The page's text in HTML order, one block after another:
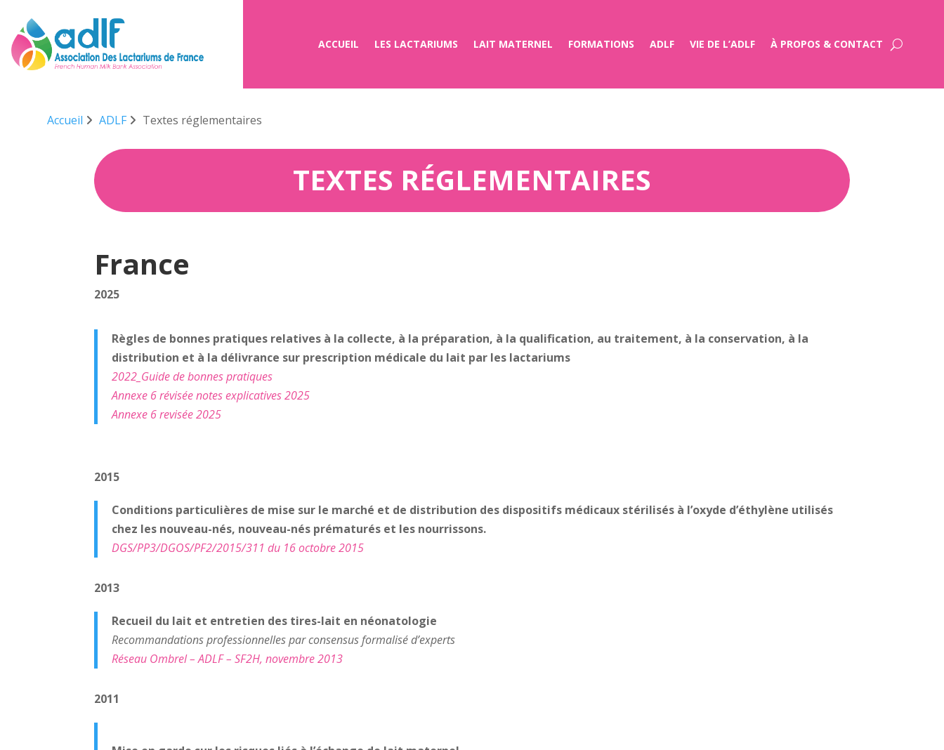
ACCUEIL LES LACTARIUMS LAIT MATERNEL FORMATIONS ADLF VIE DE L’ADLF À PROPOS & CONTACT
Accueil ADLF Textes réglementaires
TEXTES RÉGLEMENTAIRES
France
2025
Règles de bonnes pratiques relatives à la collecte, à la préparation, à la qualification, au traitement, à la conservation, à la
distribution et à la délivrance sur prescription médicale du lait par les lactariums
2022_Guide de bonnes pratiques
Annexe 6 révisée notes explicatives 2025
Annexe 6 revisée 2025
2015
Conditions particulières de mise sur le marché et de distribution des dispositifs médicaux stérilisés à l’oxyde d’éthylène utilisés
chez les nouveau-nés, nouveau-nés prématurés et les nourrissons.
DGS/PP3/DGOS/PF2/2015/311 du 16 octobre 2015
2013
Recueil du lait et entretien des tires-lait en néonatologie
Recommandations professionnelles par consensus formalisé d’experts
Réseau Ombrel – ADLF – SF2H, novembre 2013
2011